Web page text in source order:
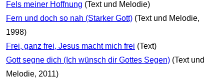
Fels meiner Hoffnung (Text und Melodie)
Fern und doch so nah (Starker Gott) (Text und Melodie,
1998)
Frei, ganz frei, Jesus macht mich frei (Text)
Gott segne dich (Ich wünsch dir Gottes Segen) (Text und
Melodie, 2011)